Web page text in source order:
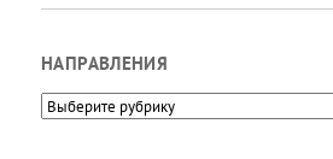
НАПРАВЛЕНИЯ
Направления